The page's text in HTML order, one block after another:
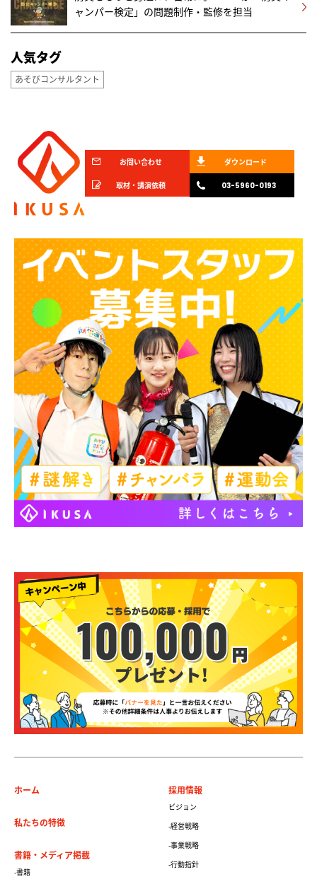
ャンパー検定」の問題制作・監修を担当
人気タグ
あそびコンサルタント
お問い合わせ ダウンロード
取材・講演依頼 03-5960-0193
ホーム
私たちの特徴
書籍・メディア掲載
-書籍
採用情報
ビジョン
-経営戦略
-事業戦略
-行動指針